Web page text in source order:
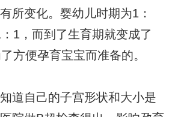
所变化。婴幼儿时期为1：
1，而到了生育期就变成了
方便孕育宝宝而准备的。
道自己的子宫形状和大小是